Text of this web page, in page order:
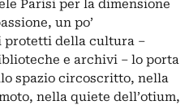
Parisi per la dimensione
un po’
protetti della cultura –
e archivi – lo porta
spazio circoscritto, nella
nella quiete dell’otium,